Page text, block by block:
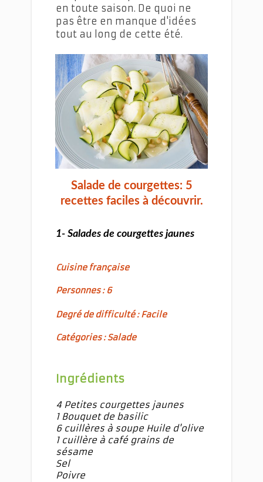
en toute saison. De quoi ne
pas être en manque d'idées
tout au long de cette été.
Salades de courgettes
Salade de courgettes: 5
recettes faciles à découvrir.
1- Salades de courgettes jaunes
Cuisine française
Personnes : 6
Degré de difficulté : Facile
Catégories : Salade
Ingrédients
4 Petites courgettes jaunes
1 Bouquet de basilic
6 cuillères à soupe Huile d'olive
1 cuillère à café grains de
sésame
Sel
Poivre